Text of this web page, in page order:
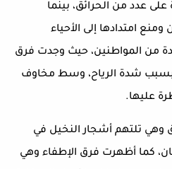
عدد من الحرائق، بينما
ومنع امتدادها إلى الأحياء
من المواطنين، حيث وجدت فرق
بسبب شدة الرياح، وسط مخاوف
عليها.
وهي تلتهم أشجار النخيل في
كما أظهرت فرق الإطفاء وهي